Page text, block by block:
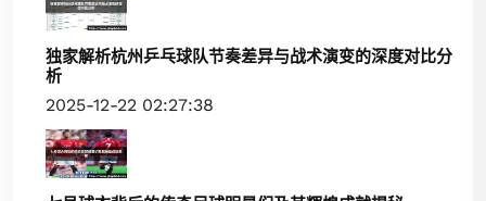
独家解析杭州乒乓球队节奏差异与战术演变的深度对比分
析
2025-12-22 02:27:38